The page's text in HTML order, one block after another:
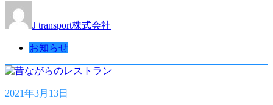
J transport株式会社
お知らせ
2021年3月13日